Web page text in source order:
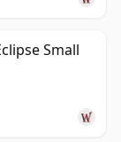
Small